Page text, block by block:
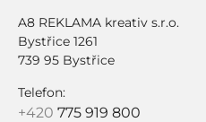
A8 REKLAMA kreativ s.r.o.
Bystřice 1261
739 95 Bystřice
Telefon:
+420 775 919 800